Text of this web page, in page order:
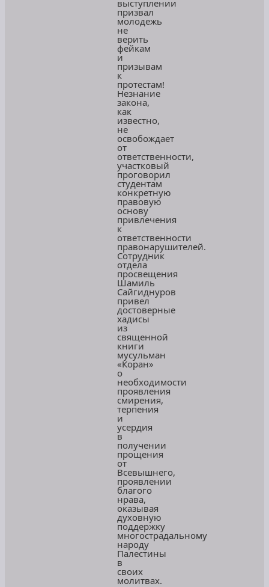
выступлении
призвал
молодежь
не
верить
фейкам
и
призывам
к
протестам!
Незнание
закона,
как
известно,
не
освобождает
от
ответственности,
участковый
проговорил
студентам
конкретную
правовую
основу
привлечения
к
ответственности
правонарушителей.
Сотрудник
отдела
просвещения
Шамиль
Сайгиднуров
привел
достоверные
хадисы
из
священной
книги
мусульман
«Коран»
о
необходимости
проявления
смирения,
терпения
и
усердия
в
получении
прощения
от
Всевышнего,
проявлении
благого
нрава,
оказывая
духовную
поддержку
многострадальному
народу
Палестины
в
своих
молитвах.